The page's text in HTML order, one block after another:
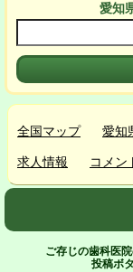
愛知
全国マップ 愛知
求人情報 コメン
ご存じの歯科医
投稿ボ